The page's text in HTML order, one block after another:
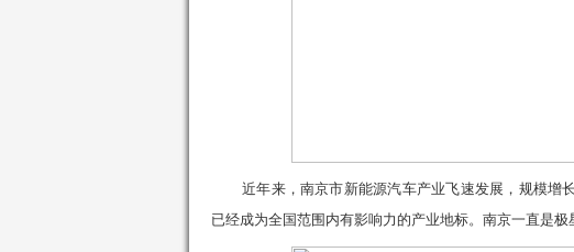
近年来，南京市新能源汽车产业飞速发展 ，规模增
已经成为全国范围内有影响力的产业地标。南京一直是极